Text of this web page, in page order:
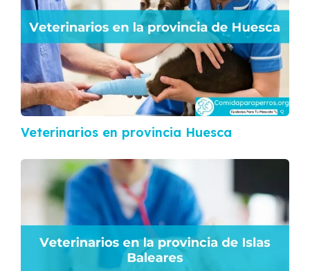
Veterinarios en provincia Huesca